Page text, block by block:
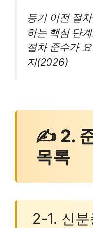
등기 이전 절
하는 핵심 단
절차 준수가
지(2026)
✍ 2.
목록
2-1. 신